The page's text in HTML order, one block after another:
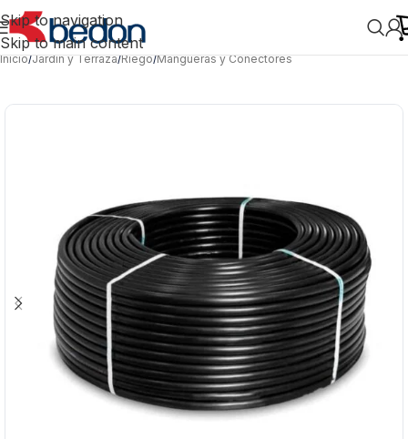
Skip to navigation
Skip to main content
Inicio/Jardín y Terraza/Riego/Mangueras y Conectores